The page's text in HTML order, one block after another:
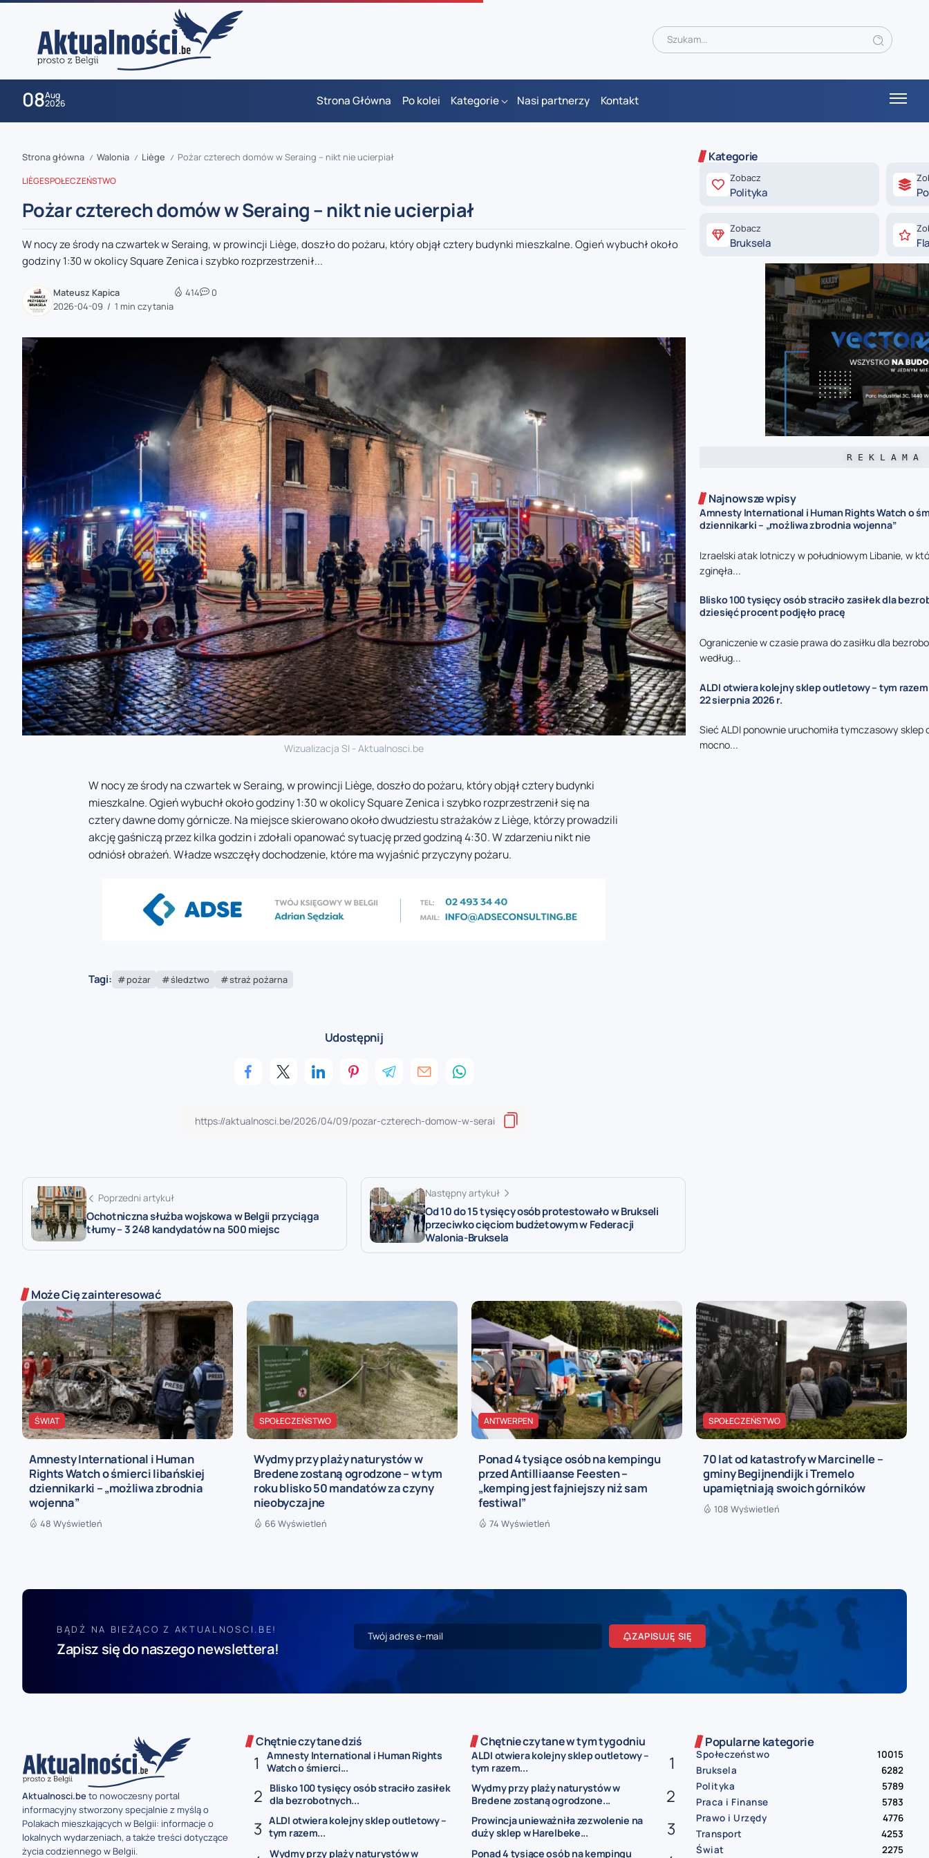
08Aug
2026 Strona Główna Po kolei Kategorie Nasi partnerzy Kontakt
zaobserwuj nas
zaobserwuj nas
zaobserwuj nas
zaobserwuj nas
Strona główna / Walonia / Liège / Pożar czterech domów w Seraing – nikt nie ucierpiał
LIÈGESPOŁECZEŃSTWO
Pożar czterech domów w Seraing – nikt nie ucierpiał
W nocy ze środy na czwartek w Seraing, w prowincji Liège, doszło do pożaru, który objął cztery budynki mieszkalne. Ogień wybuchł około
godziny 1:30 w okolicy Square Zenica i szybko rozprzestrzenił...
Mateusz Kapica
2026-04-09
1 min czytania
414 0
Wizualizacja SI - Aktualnosci.be
W nocy ze środy na czwartek w Seraing, w prowincji Liège, doszło do pożaru, który objął cztery budynki
mieszkalne. Ogień wybuchł około godziny 1:30 w okolicy Square Zenica i szybko rozprzestrzenił się na
cztery dawne domy górnicze. Na miejsce skierowano około dwudziestu strażaków z Liège, którzy prowadzili
akcję gaśniczą przez kilka godzin i zdołali opanować sytuację przed godziną 4:30. W zdarzeniu nikt nie
odniósł obrażeń. Władze wszczęły dochodzenie, które ma wyjaśnić przyczyny pożaru.
Tagi: pożar śledztwo straż pożarna
Udostępnij
Poprzedni artykuł
Ochotniczna służba wojskowa w Belgii przyciąga
tłumy – 3 248 kandydatów na 500 miejsc
Następny artykuł
Od 10 do 15 tysięcy osób protestowało w Brukseli
przeciwko cięciom budżetowym w Federacji
Walonia-Bruksela
Kategorie
Zobacz
Polityka
Zobacz
Bruksela
R E K L A M A
Najnowsze wpisy
Amnesty International i Human Rights Watch o
dziennikarki – „możliwa zbrodnia wojenna”
Izraelski atak lotniczy w południowym Libanie, w
zginęła...
Blisko 100 tysięcy osób straciło zasiłek dla
dziesięć procent podjęło pracę
Ograniczenie w czasie prawa do zasiłku dla
według...
ALDI otwiera kolejny sklep outletowy – tym razem
22 sierpnia 2026 r.
Sieć ALDI ponownie uruchomiła tymczasowy
mocno...
Może Cię zainteresować
ŚWIAT
Amnesty International i Human
Rights Watch o śmierci libańskiej
dziennikarki – „możliwa zbrodnia
wojenna”
48 Wyświetleń
SPOŁECZEŃSTWO
Wydmy przy plaży naturystów w
Bredene zostaną ogrodzone – w tym
roku blisko 50 mandatów za czyny
nieobyczajne
66 Wyświetleń
ANTWERPEN
Ponad 4 tysiące osób na kempingu
przed Antilliaanse Feesten –
„kemping jest fajniejszy niż sam
festiwal”
74 Wyświetleń
SPOŁECZEŃSTWO
70 lat od katastrofy w Marcinelle –
gminy Begijnendijk i Tremelo
upamiętniają swoich górników
108 Wyświetleń
BĄDŹ NA BIEŻĄCO Z AKTUALNOSCI.BE!
Zapisz się do naszego newslettera!
ZAPISUJĘ SIĘ
Aktualnosci.beto nowoczesny portal
informacyjny stworzony specjalnie z myślą o
Polakach mieszkających w Belgii: informacje o
lokalnych wydarzeniach, a także treści dotyczące
życia codziennego w Belgii.
Chętnie czytane dziś
Amnesty International i Human Rights
Watch o śmierci...
Blisko 100 tysięcy osób straciło zasiłek
dla bezrobotnych...
ALDI otwiera kolejny sklep outletowy –
tym razem...
Wydmy przy plaży naturystów w
Chętnie czytane w tym tygodniu
ALDI otwiera kolejny sklep outletowy –
tym razem...
Wydmy przy plaży naturystów w
Bredene zostaną ogrodzone...
Prowincja unieważniła zezwolenie na
duży sklep w Harelbeke...
Ponad 4 tysiące osób na kempingu
Popularne kategorie
Społeczeństwo
10015
Bruksela
6282
Polityka
5789
Praca i Finanse
5783
Prawo i Urzędy
4776
Transport
4253
Świat
2275